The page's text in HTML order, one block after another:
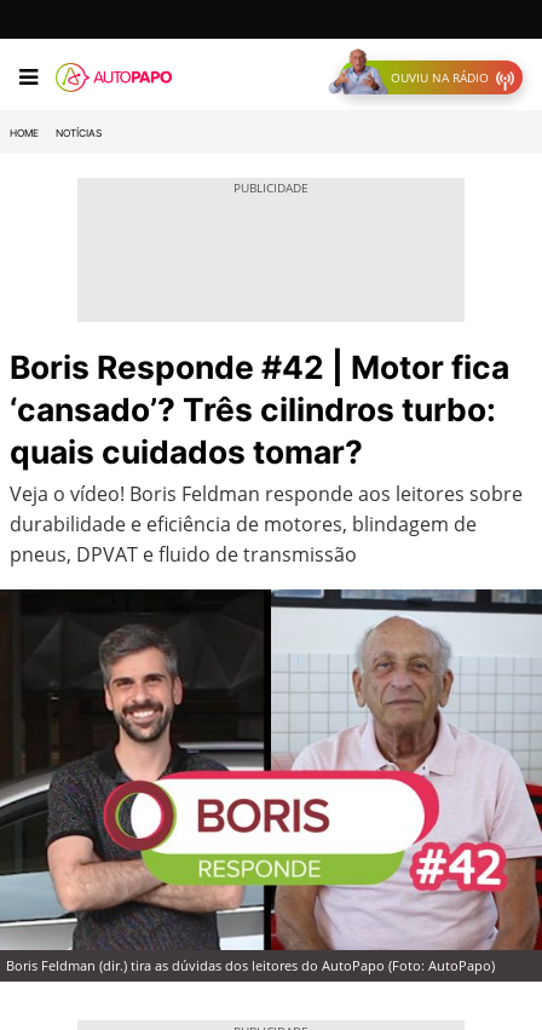
OUVIU NA RÁDIO
HOME NOTÍCIAS
Boris Responde #42 | Motor fica
‘cansado’? Três cilindros turbo:
quais cuidados tomar?
Veja o vídeo! Boris Feldman responde aos leitores sobre
durabilidade e eficiência de motores, blindagem de
pneus, DPVAT e fluido de transmissão
Boris Feldman (dir.) tira as dúvidas dos leitores do AutoPapo (Foto: AutoPapo)